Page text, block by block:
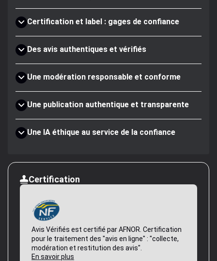
Certification et label : gages de confiance
Des avis authentiques et vérifiés
Une modération responsable et conforme
Une publication authentique et transparente
Une IA éthique au service de la confiance
Certification
Avis Vérifiés est certifié par AFNOR. Certification
pour le traitement des "avis en ligne" : "collecte,
modération et restitution des avis".
En savoir plus